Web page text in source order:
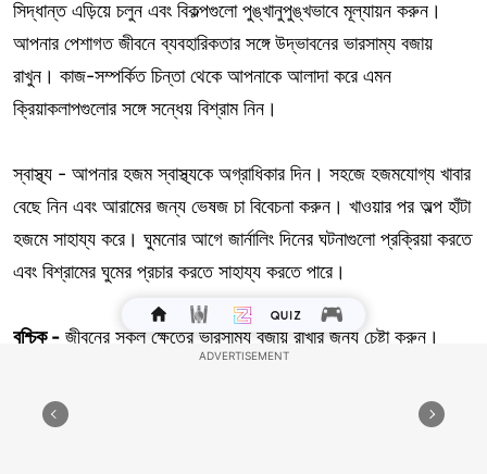
সিদ্ধান্ত এড়িয়ে চলুন এবং বিকল্পগুলো পুঙ্খানুপুঙ্খভাবে মূল্যায়ন করুন।
আপনার পেশাগত জীবনে ব্যবহারিকতার সঙ্গে উদ্ভাবনের ভারসাম্য বজায়
রাখুন। কাজ-সম্পর্কিত চিন্তা থেকে আপনাকে আলাদা করে এমন
ক্রিয়াকলাপগুলোর সঙ্গে সন্ধেয় বিশ্রাম নিন।
স্বাস্থ্য - আপনার হজম স্বাস্থ্যকে অগ্রাধিকার দিন। সহজে হজমযোগ্য খাবার
বেছে নিন এবং আরামের জন্য ভেষজ চা বিবেচনা করুন। খাওয়ার পর অল্প হাঁটা
হজমে সাহায্য করে। ঘুমনোর আগে জার্নালিং দিনের ঘটনাগুলো প্রক্রিয়া করতে
এবং বিশ্রামের ঘুমের প্রচার করতে সাহায্য করতে পারে।
বৃশ্চিক - জীবনের সকল ক্ষেত্রে ভারসাম্য বজায় রাখার জন্য চেষ্টা করুন।
অভিজ্ঞতার দিকে পরিচালিত করে। সর্বোত্তম ফলাফলের জন্য পেশাদার বিষয়ে
মনোযোগী এবং সংগঠিত থাকুন। সন্ধেটি আপনার শক্তিকে বিশ্রাম এবং রিচার্জ